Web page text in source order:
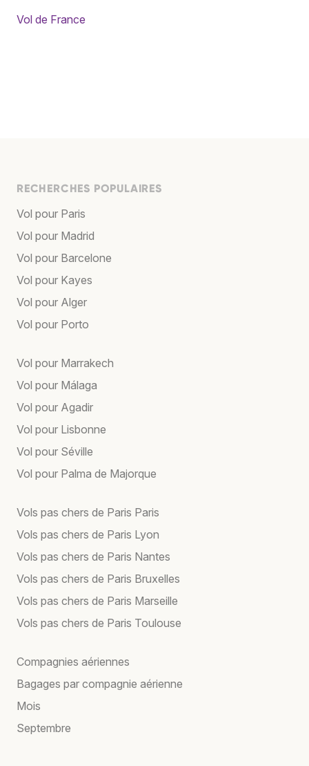
Vol de France
RECHERCHES POPULAIRES
Vol pour Paris
Vol pour Madrid
Vol pour Barcelone
Vol pour Kayes
Vol pour Alger
Vol pour Porto
Vol pour Marrakech
Vol pour Málaga
Vol pour Agadir
Vol pour Lisbonne
Vol pour Séville
Vol pour Palma de Majorque
Vols pas chers de Paris Paris
Vols pas chers de Paris Lyon
Vols pas chers de Paris Nantes
Vols pas chers de Paris Bruxelles
Vols pas chers de Paris Marseille
Vols pas chers de Paris Toulouse
Compagnies aériennes
Bagages par compagnie aérienne
Mois
Septembre